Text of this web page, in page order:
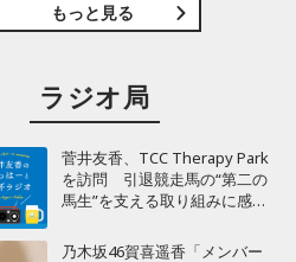
もっと見る
ラジオ局
菅井友香、TCC Therapy Park
を訪問 引退競走馬の“第二の
馬生”を支える取り組みに感
乃木坂46賀喜遥香「メンバー